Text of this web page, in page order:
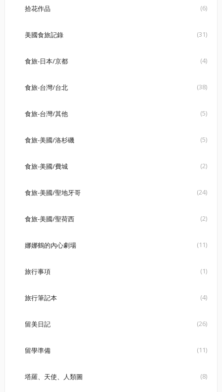
拾花作品 (6)
美國食旅記錄 (31)
食旅-日本/京都 (4)
食旅-台灣/台北 (38)
食旅-台灣/其他 (5)
食旅-美國/洛杉磯 (5)
食旅-美國/費城 (2)
食旅-美國/聖地牙哥 (24)
食旅-美國/聖荷西 (2)
娜娜鶴的內心劇場 (11)
旅行事項 (1)
旅行筆記本 (4)
留美日記 (26)
留學準備 (11)
塔羅、天使、人類圖 (8)